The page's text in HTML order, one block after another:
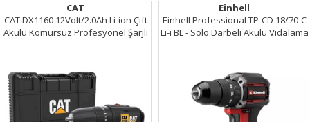
CAT
CAT DX1160 12Volt/2.0Ah Li-ion Çift
Akülü Kömürsüz Profesyonel Şarjlı
Einhell
Einhell Professional TP-CD 18/70-C
Li-i BL - Solo Darbeli Akülü Vidalama
4514340